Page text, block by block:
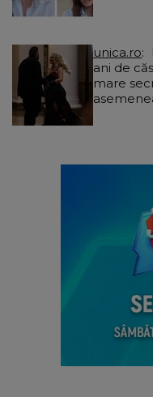
unica.ro
ani de
mare